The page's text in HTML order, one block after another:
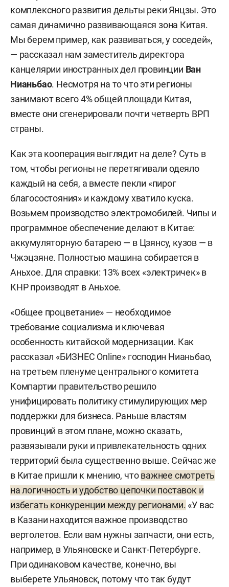
комплексного развития дельты реки Янцзы. Это
самая динамично развивающаяся зона Китая.
Мы берем пример, как развиваться, у соседей»,
— рассказал нам заместитель директора
канцелярии иностранных дел провинции Ван
Нианьбао. Несмотря на то что эти регионы
занимают всего 4% общей площади Китая,
вместе они сгенерировали почти четверть ВРП
страны.
Как эта кооперация выглядит на деле? Суть в
том, чтобы регионы не перетягивали одеяло
каждый на себя, а вместе пекли «пирог
благосостояния» и каждому хватило куска.
Возьмем производство электромобилей. Чипы и
программное обеспечение делают в Китае:
аккумуляторную батарею — в Цзянсу, кузов — в
Чжэцзяне. Полностью машина собирается в
Аньхое. Для справки: 13% всех «электричек» в
КНР производят в Аньхое.
«Общее процветание» — необходимое
требование социализма и ключевая
особенность китайской модернизации. Как
рассказал «БИЗНЕС Online» господин Нианьбао,
на третьем пленуме центрального комитета
Компартии правительство решило
унифицировать политику стимулирующих мер
поддержки для бизнеса. Раньше властям
провинций в этом плане, можно сказать,
развязывали руки и привлекательность одних
территорий была существенно выше. Сейчас же
в Китае пришли к мнению, чтоважнее смотреть
на логичность и удобство цепочки поставок и
избегать конкуренции между регионами. «У вас
в Казани находится важное производство
вертолетов. Если вам нужны запчасти, они есть,
например, в Ульяновске и Санкт-Петербурге.
При одинаковом качестве, конечно, вы
выберете Ульяновск, потому что так будут